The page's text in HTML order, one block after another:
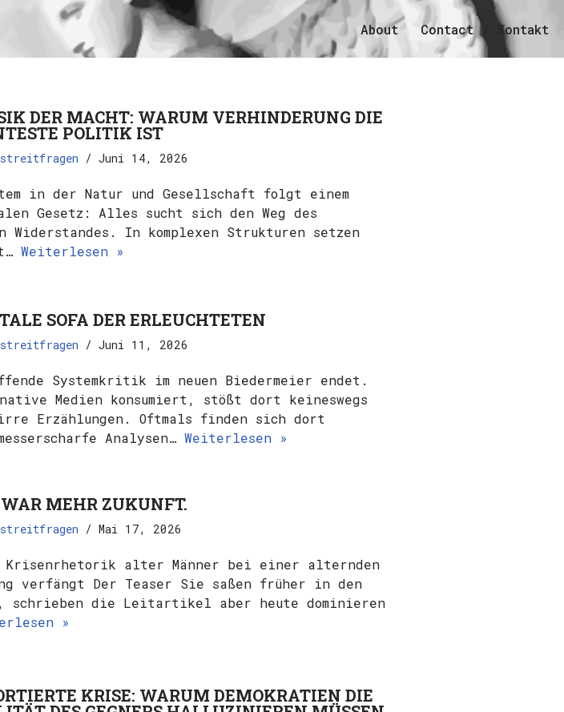
About Contact / Kontakt
DER MACHT: WARUM VERHINDERUNG DIE
POLITIK IST
Juni 14, 2026
in der Natur und Gesellschaft folgt einem
Gesetz: Alles sucht sich den Weg des
Widerstandes. In komplexen Strukturen setzen
Weiterlesen »
SOFA DER ERLEUCHTETEN
Juni 11, 2026
Systemkritik im neuen Biedermeier endet.
Medien konsumiert, stößt dort keineswegs
Erzählungen. Oftmals finden sich dort
Analysen…Weiterlesen »
MEHR ZUKUNFT.
Mai 17, 2026
Krisenrhetorik alter Männer bei einer alternden
verfängt Der Teaser Sie saßen früher in den
schrieben die Leitartikel aber heute dominieren
»
KRISE: WARUM DEMOKRATIEN DIE